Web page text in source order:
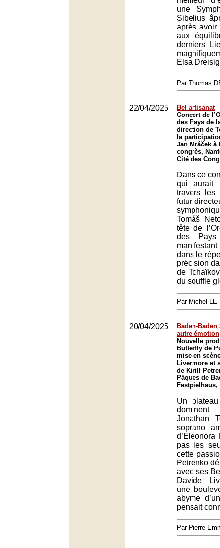
une
Sibelius
après
aux
derniers
Elsa
Par Thomas
22/04/2025
Bel artisanat
Concert de
des Pays de
direction de
la
Jan Mráček à
congrès,
Cité des
Dans ce
qui aurait
travers les
futur
Tomáš
tête de
des
dans le
précision
de
du souffle
Par Michel LE
20/04/2025
Baden-Baden
autre émotion
Nouvelle
Butterfly de
mise en
Livermore et
de Kirill
Pâques de
Festpielhaus,
Un
Jonathan
soprano
d’Eleonora
pas les
cette
Petrenko
avec ses
Davide
une
abyme
pensait
Par Pierre-